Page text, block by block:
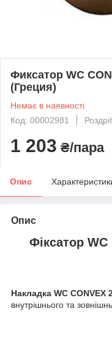
Фиксатор WC
(Греция)
Немає в наявності
Код: 00002981
1 203 ₴/пара
Опис
Опис
Фіксатор WC
Накладка WC CONVEX
внутрішнього та